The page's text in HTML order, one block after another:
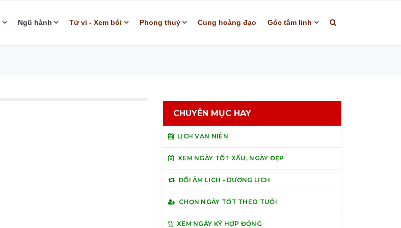
Ngũ hành Tử vi - Xem bói Phong thuỷ Cung hoàng đạo Góc tâm linh
CHUYÊN MỤC HAY
LỊCH VẠN NIÊN
XEM NGÀY TỐT XẤU, NGÀY ĐẸP
ĐỔI ÂM LỊCH - DƯƠNG LỊCH
CHỌN NGÀY TỐT THEO TUỔI
XEM NGÀY KÝ HỢP ĐỒNG